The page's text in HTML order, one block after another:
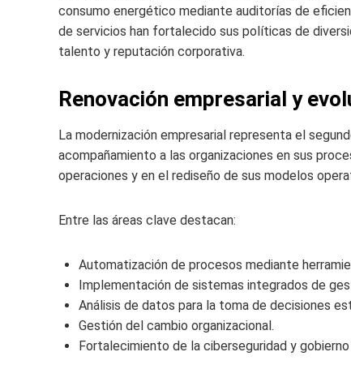
consumo energético mediante auditorías de
de servicios han fortalecido sus políticas de
talento y reputación corporativa.
Renovación empresarial y
La modernización empresarial representa el
acompañamiento a las organizaciones en sus
operaciones y en el rediseño de sus modelos
Entre las áreas clave destacan:
Automatización de procesos mediante
Implementación de sistemas integrados de
Análisis de datos para la toma de decisiones
Gestión del cambio organizacional.
Fortalecimiento de la ciberseguridad y